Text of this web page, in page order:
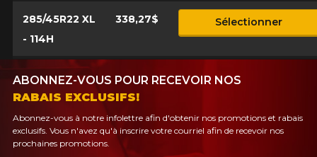
285/45R22 XL
- 114H
338,27$ Sélectionner
ABONNEZ-VOUS POUR RECEVOIR NOS
RABAIS EXCLUSIFS!
Abonnez-vous à notre infolettre afin d'obtenir nos promotions et rabais
exclusifs. Vous n'avez qu'à inscrire votre courriel afin de recevoir nos
prochaines promotions.